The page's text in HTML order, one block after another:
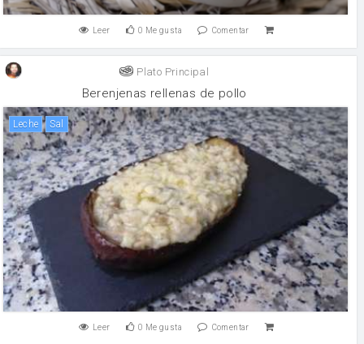
Leer 0 Me gusta Comentar
Plato Principal
Berenjenas rellenas de pollo
leche sal
Leer 0 Me gusta Comentar